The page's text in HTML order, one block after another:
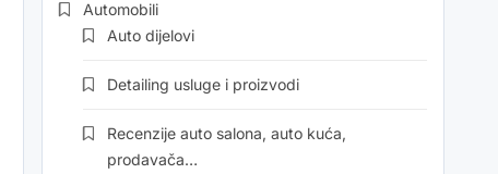
Automobili
Auto dijelovi
Detailing usluge i proizvodi
Recenzije auto salona, auto kuća,
prodavača…